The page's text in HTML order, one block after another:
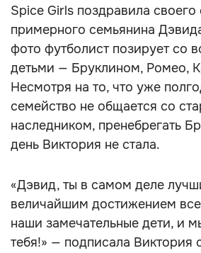
Spice Girls поздравила своего
примерного семьянина
фото футболист позирует со
детьми — Бруклином, Ромео,
Несмотря на то, что уже
семейство не общается со
наследником, пренебрегать
день Виктория не стала.
«Дэвид, ты в самом деле
величайшим достижением
наши замечательные дети, и
тебя!» — подписала Виктория